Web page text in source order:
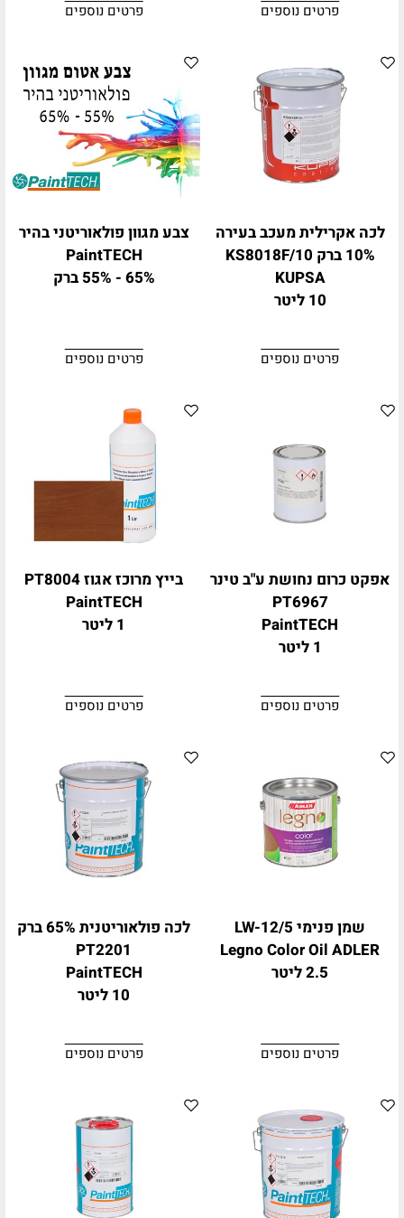
פרטים נוספים פרטים נוספים
לכה אקרילית מעכב בעירה
10% ברק KS8018F/10
KUPSA
10 ליטר
פרטים נוספים
צבע מגוון פולאוריטני בהיר
PaintTECH
65% - 55% ברק
פרטים נוספים
אפקט כרום נחושת ע"ב טינר
PT6967
PaintTECH
1 ליטר
פרטים נוספים
בייץ מרוכז אגוז PT8004
PaintTECH
1 ליטר
פרטים נוספים
שמן פנימי LW-12/5
Legno Color Oil ADLER
2.5 ליטר
פרטים נוספים
לכה פולאוריטנית 65% ברק
PT2201
PaintTECH
10 ליטר
פרטים נוספים